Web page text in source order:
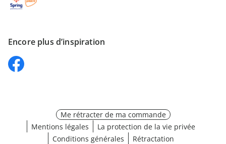
Encore plus d’inspiration
Me rétracter de ma commande
Mentions légales
La protection de la vie privée
Conditions générales
Rétractation